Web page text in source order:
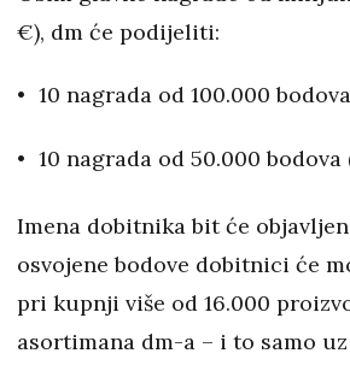
€), dm će podijeliti:
10 nagrada od 100.000
10 nagrada od 50.000 bodova
Imena dobitnika bit će
osvojene bodove dobitnici će
pri kupnji više od 16.000
asortimana dm-a – i to samo